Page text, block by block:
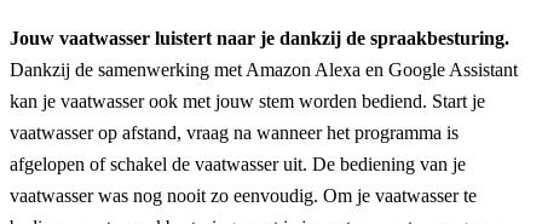
Jouw vaatwasser luistert naar je dankzij de spraakbesturing.
Dankzij de samenwerking met Amazon Alexa en Google Assistant
kan je vaatwasser ook met jouw stem worden bediend. Start je
vaatwasser op afstand, vraag na wanneer het programma is
afgelopen of schakel de vaatwasser uit. De bediening van je
vaatwasser was nog nooit zo eenvoudig. Om je vaatwasser te